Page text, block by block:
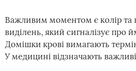
Важливим моментом є колір та
виділень, який сигналізує про
Домішки крові вимагають
У медицині відзначають